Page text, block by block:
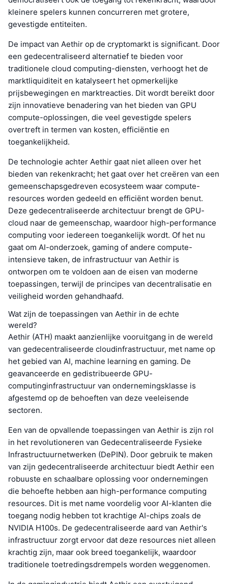
kleinere spelers kunnen concurreren met grotere,
gevestigde entiteiten.
De impact van Aethir op de cryptomarkt is significant. Door
een gedecentraliseerd alternatief te bieden voor
traditionele cloud computing-diensten, verhoogt het de
marktliquiditeit en katalyseert het opmerkelijke
prijsbewegingen en marktreacties. Dit wordt bereikt door
zijn innovatieve benadering van het bieden van GPU
compute-oplossingen, die veel gevestigde spelers
overtreft in termen van kosten, efficiëntie en
toegankelijkheid.
De technologie achter Aethir gaat niet alleen over het
bieden van rekenkracht; het gaat over het creëren van een
gemeenschapsgedreven ecosysteem waar compute-
resources worden gedeeld en efficiënt worden benut.
Deze gedecentraliseerde architectuur brengt de GPU-
cloud naar de gemeenschap, waardoor high-performance
computing voor iedereen toegankelijk wordt. Of het nu
gaat om AI-onderzoek, gaming of andere compute-
intensieve taken, de infrastructuur van Aethir is
ontworpen om te voldoen aan de eisen van moderne
toepassingen, terwijl de principes van decentralisatie en
veiligheid worden gehandhaafd.
Wat zijn de toepassingen van Aethir in de echte
wereld?
Aethir (ATH) maakt aanzienlijke vooruitgang in de wereld
van gedecentraliseerde cloudinfrastructuur, met name op
het gebied van AI, machine learning en gaming. De
geavanceerde en gedistribueerde GPU-
computinginfrastructuur van ondernemingsklasse is
afgestemd op de behoeften van deze veeleisende
sectoren.
Een van de opvallende toepassingen van Aethir is zijn rol
in het revolutioneren van Gedecentraliseerde Fysieke
Infrastructuurnetwerken (DePIN). Door gebruik te maken
van zijn gedecentraliseerde architectuur biedt Aethir een
robuuste en schaalbare oplossing voor ondernemingen
die behoefte hebben aan high-performance computing
resources. Dit is met name voordelig voor AI-klanten die
toegang nodig hebben tot krachtige AI-chips zoals de
NVIDIA H100s. De gedecentraliseerde aard van Aethir's
infrastructuur zorgt ervoor dat deze resources niet alleen
krachtig zijn, maar ook breed toegankelijk, waardoor
traditionele toetredingsdrempels worden weggenomen.